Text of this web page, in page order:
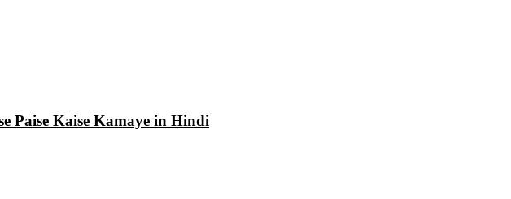
Paise Kaise Kamaye in Hindi